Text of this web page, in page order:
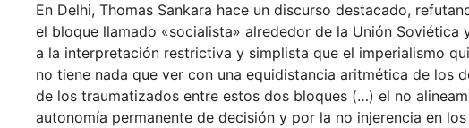
En Delhi, Thomas Sankara hace un discurso destacado,
el bloque llamado «socialista» alrededor de la Unión
a la interpretación restrictiva y simplista que el imperialismo
no tiene nada que ver con una equidistancia aritmética de los
de los traumatizados entre estos dos bloques (…) el no
autonomía permanente de decisión y por la no injerencia en